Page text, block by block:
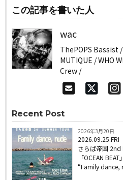
この記事を書いた人
wac
ThePOPS Bassist
MUTIQUE / WHO
Crew /
Recent Post
2026年3月20日
2026.09.25.FRI
さらば帝国 2nd
「OCEAN
“Family dance,